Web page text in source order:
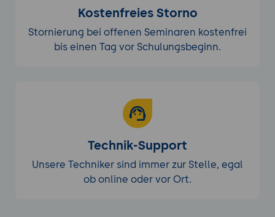
Kostenfreies Storno
Stornierung bei offenen Seminaren kostenfrei
bis einen Tag vor Schulungsbeginn.
Technik-Support
Unsere Techniker sind immer zur Stelle, egal
ob online oder vor Ort.